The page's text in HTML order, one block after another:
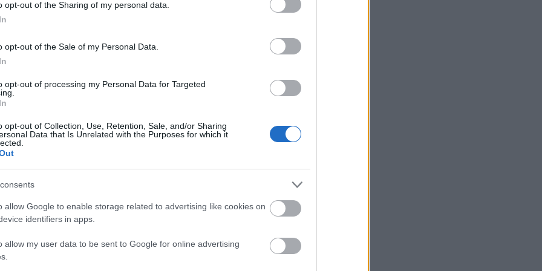
opt-out of the Sharing of my personal data.
opt-out of the Sale of my Personal Data.
opt-out of processing my Personal Data for Targeted
opt-out of Collection, Use, Retention, Sale, and/or Sharing
Data that Is Unrelated with the Purposes for which it
allow Google to enable storage related to advertising like cookies on
identifiers in apps.
allow my user data to be sent to Google for online advertising
Kaposvár céljainak elérését - a bérek
akar - a gépipar mellett az élelmiszergazdaságra
nek elmondta, az 1994-ben alapított, olasz
heti 50 ezer sertés feldolgozására tervezik
forint.